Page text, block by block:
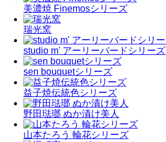
美濃焼 Finemosシリーズ
瑞光窯
studio m' アーリーバードシリーズ
sen bouquetシリーズ
益子焼伝統色シリーズ
野田琺瑯 ぬか漬け美人
山本たろう 輪花シリーズ